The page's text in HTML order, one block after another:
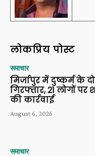
लोकप्रिय पोस्ट
समाचार
मिर्जापुर में दुष्कर्म के
गिरफ्तार, 21 लोगों पर
की कार्रवाई
August 6, 2026
समाचार